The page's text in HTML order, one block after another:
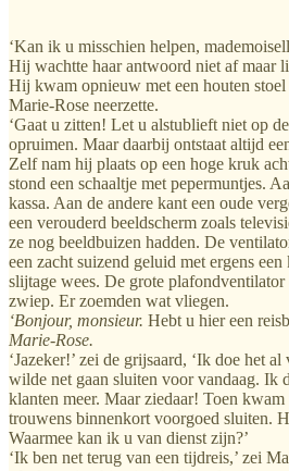
‘Kan ik u misschien helpen,
Hij wachtte haar antwoord niet af maar
Hij kwam opnieuw met een houten
Marie-Rose neerzette.
‘Gaat u zitten! Let u alstublieft niet op
opruimen. Maar daarbij ontstaat altijd
Zelf nam hij plaats op een hoge kruk
stond een schaaltje met pepermuntjes.
kassa. Aan de andere kant een oude
een verouderd beeldscherm zoals
ze nog beeldbuizen hadden. De
een zacht suizend geluid met ergens
slijtage wees. De grote
zwiep. Er zoemden wat vliegen.
‘Bonjour, monsieur. Hebt u hier een
Marie-Rose.
‘Jazeker!’ zei de grijsaard, ‘Ik doe het
wilde net gaan sluiten voor vandaag. Ik
klanten meer. Maar ziedaar! Toen
trouwens binnenkort voorgoed sluiten.
Waarmee kan ik u van dienst zijn?’
‘Ik ben net terug van een tijdreis,’ zei